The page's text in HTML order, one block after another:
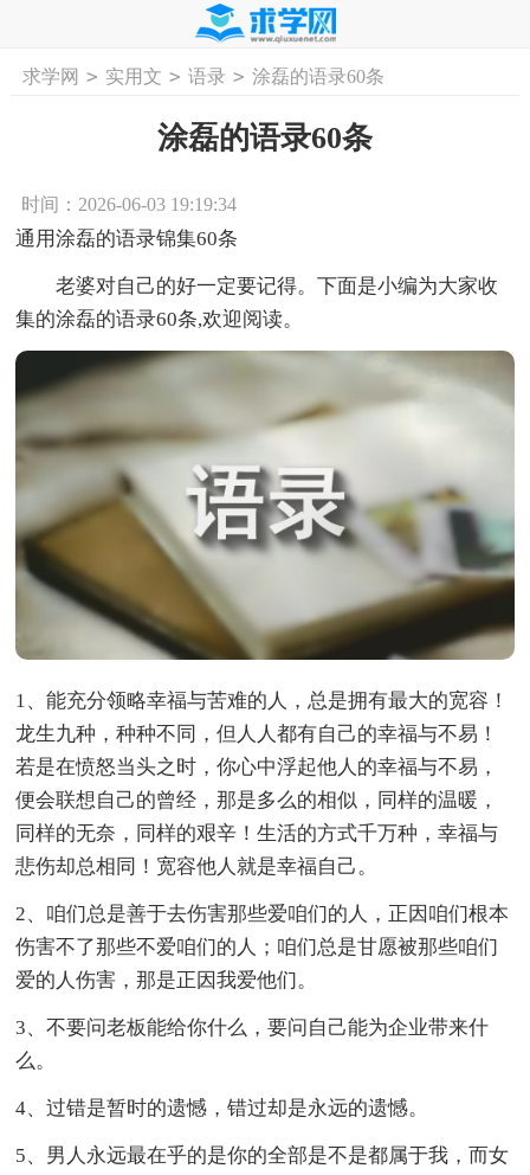
首页 工作计划 活动计划
求学网 > 实用文 > 语录 > 涂磊的语录60条
涂磊的语录60条
时间：2026-06-03 19:19:34
通用涂磊的语录锦集60条
老婆对自己的好一定要记得。下面是小编为大家收
集的涂磊的语录60条,欢迎阅读。
1、能充分领略幸福与苦难的人，总是拥有最大的宽容！
龙生九种，种种不同，但人人都有自己的幸福与不易！
若是在愤怒当头之时，你心中浮起他人的幸福与不易，
便会联想自己的曾经，那是多么的相似，同样的温暖，
同样的无奈，同样的艰辛！生活的方式千万种，幸福与
悲伤却总相同！宽容他人就是幸福自己。
2、咱们总是善于去伤害那些爱咱们的人，正因咱们根本
伤害不了那些不爱咱们的人；咱们总是甘愿被那些咱们
爱的人伤害，那是正因我爱他们。
3、不要问老板能给你什么，要问自己能为企业带来什
么。
4、过错是暂时的遗憾，错过却是永远的遗憾。
5、男人永远最在乎的是你的全部是不是都属于我，而女